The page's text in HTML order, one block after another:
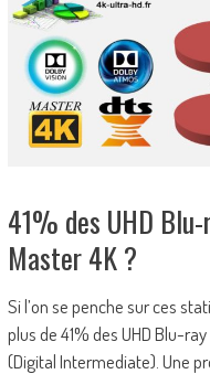
41% des UHD
Master 4K ?
Si l’on se penche sur ces
plus de 41% des UHD Blu-
(Digital Intermediate). Une